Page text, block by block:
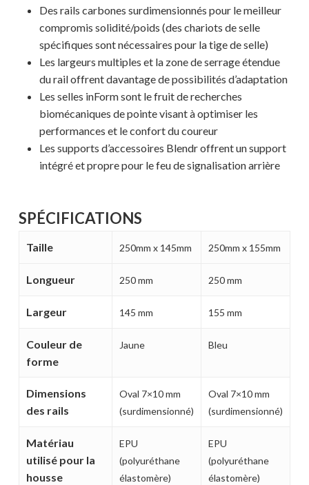
MAGASINER EN LIGNE
Des rails carbones surdimensionnés pour le meilleur
compromis solidité/poids (des chariots de selle
spécifiques sont nécessaires pour la tige de selle)
Les largeurs multiples et la zone de serrage étendue
du rail offrent davantage de possibilités d’adaptation
Les selles inForm sont le fruit de recherches
biomécaniques de pointe visant à optimiser les
performances et le confort du coureur
Les supports d’accessoires Blendr offrent un support
intégré et propre pour le feu de signalisation arrière
SPÉCIFICATIONS
Taille 250mm x 145mm 250mm x 155mm
Longueur 250 mm 250 mm
Largeur 145 mm 155 mm
Couleur de
forme
Jaune Bleu
Dimensions
des rails
Oval 7×10 mm
(surdimensionné)
Oval 7×10 mm
(surdimensionné)
Matériau
utilisé pour la
housse
EPU
(polyuréthane
élastomère)
EPU
(polyuréthane
élastomère)